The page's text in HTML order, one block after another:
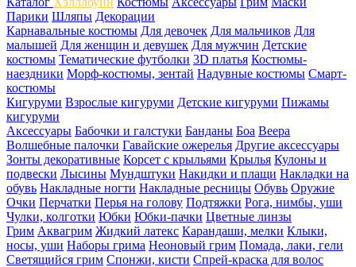
Парики Шляпы Декорации
Карнавальные костюмы Для девочек Для мальчиков Для
малышей Для женщин и девушек Для мужчин Детские
костюмы Тематические футболки 3D платья Костюмы-
наездники Морф-костюмы, зентай Надувные костюмы Смарт-
костюмы
Кигуруми Взрослые кигуруми Детские кигуруми Пижамы
кигуруми
Аксессуары Бабочки и галстуки Банданы Боа Веера
Волшебные палочки Гавайские ожерелья Другие аксессуары
Зонты декоративные Корсет с крыльями Крылья Кулоны и
подвески Лысины Мундштуки Накидки и плащи Накладки на
обувь Накладные ногти Накладные ресницы Обувь Оружие
Очки Перчатки Перья на голову Подтяжки Рога, нимбы, уши
Чулки, колготки Юбки Юбки-пачки Цветные линзы
Грим Аквагрим Жидкий латекс Карандаши, мелки Клыки,
носы, уши Наборы грима Неоновый грим Помада, лаки, гели
Светящийся грим Спонжи, кисти Спрей-краска для волос